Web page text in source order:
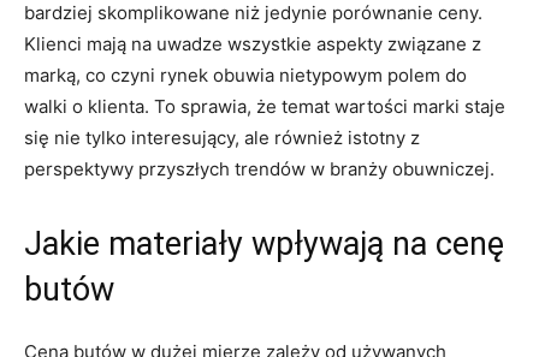
bardziej skomplikowane ​niż jedynie porównanie ceny.
Klienci mają na⁢ uwadze wszystkie aspekty związane⁤ z
‍marką, co czyni rynek ​obuwia​ nietypowym polem​ do
walki o klienta. To sprawia, że temat​ wartości marki staje
⁤się nie tylko interesujący, ale również istotny z
perspektywy przyszłych trendów w‍ branży‍ obuwniczej.
Jakie​ materiały⁤ wpływają ⁣na⁢ cenę
butów
Cena butów w⁤ dużej⁢ mierze‌ zależy od używanych